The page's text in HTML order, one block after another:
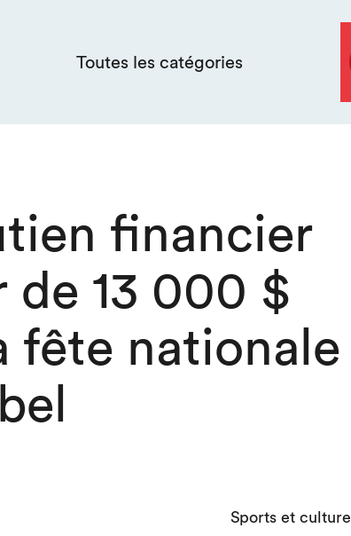
Toutes les catégories
financier
de 13 000 $
fête nationale
Sports et culture